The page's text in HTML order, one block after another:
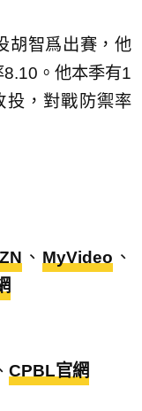
胡智爲出賽，他
。他本季有1
投，對戰防禦率
、 MyVideo 、
CPBL官網